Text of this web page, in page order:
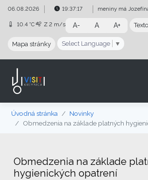
Preskočiť na obsah
Preskočiť na hlavné menu
06.08.2026 19:37:18 meniny má
10.4 °C Z 2 m/s A- A A+
Mapa stránky Select Language ▼
Úvodná stránka
Novinky
Obmedzenia na základe platných
Obmedzenia na základe
hygienických opatrení